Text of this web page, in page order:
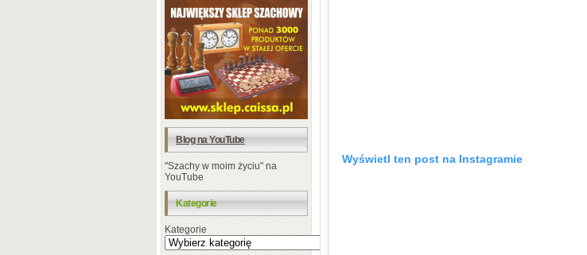
Blog na YouTube
"Szachy w moim życiu" na
YouTube
Kategorie
Kategorie
Wyświetl ten post na Instagramie